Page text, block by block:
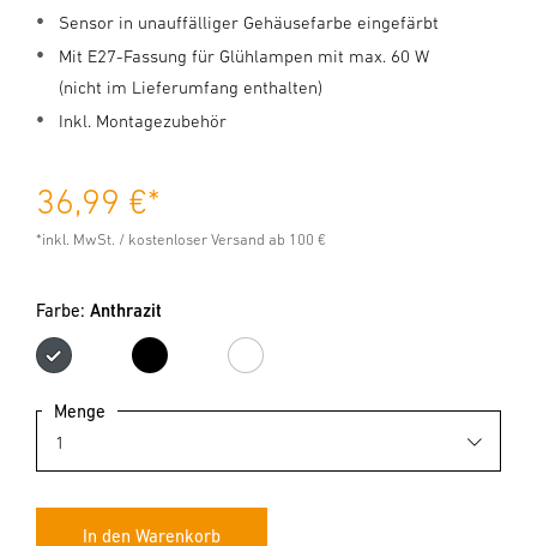
Sensor in unauffälliger Gehäusefarbe eingefärbt
Mit E27-Fassung für Glühlampen mit max. 60 W
(nicht im Lieferumfang enthalten)
Inkl. Montagezubehör
36,99 €*
*inkl. MwSt. / kostenloser Versand ab 100 €
Farbe: Anthrazit
AnthrazitSchwarzWeiß
Menge